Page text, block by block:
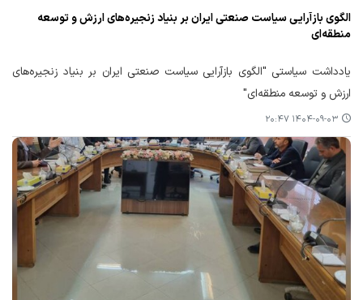
الگوی بازآرایی سیاست صنعتی ایران بر بنیاد زنجیره‌های ارزش و توسعه
منطقه‌ای
یادداشت سیاستی "الگوی بازآرایی سیاست صنعتی ایران بر بنیاد زنجیره‌های
ارزش و توسعه منطقه‌ای"
۱۴۰۴-۰۹-۰۳ ۲۰:۴۷